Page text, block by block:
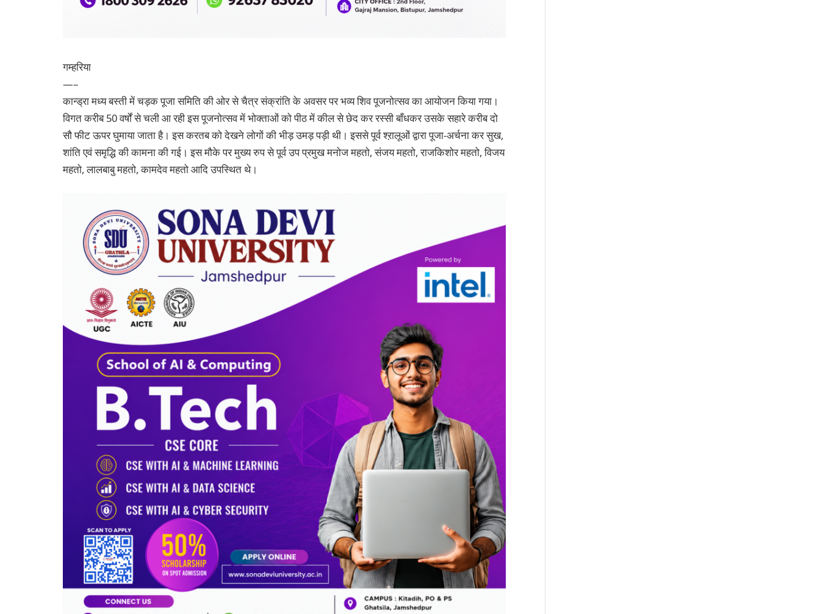
गम्हरिया
—–
कान्ड्रा मध्य बस्ती में चड़क पूजा समिति की ओर से चैत्र संक्रांति के अवसर पर भव्य शिव पूजनोत्सव का आयोजन किया गया।
विगत करीब 50 वर्षों से चली आ रही इस पूजनोत्सव में भोक्ताओं को पीठ में कील से छेद कर रस्सी बाँधकर उसके सहारे करीब दो
सौ फीट ऊपर घुमाया जाता है। इस करतब को देखने लोगों की भीड़ उमड़ पड़ी थी। इससे पूर्व श्ऱालूओं द्वारा पूजा-अर्चना कर सुख,
शांति एवं समृद्धि की कामना की गई। इस मौके पर मुख्य रुप से पूर्व उप प्रमुख मनोज महतो, संजय महतो, राजकिशोर महतो, विजय
महतो, लालबाबु महतो, कामदेव महतो आदि उपस्थित थे।